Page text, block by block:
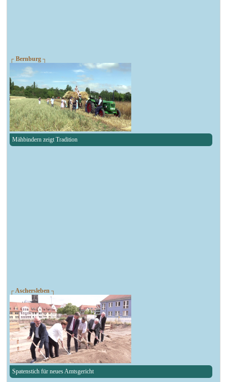
┌ Bernburg ┐
Mähbindern zeigt Tradition
┌ Aschersleben ┐
Spatenstich für neues Amtsgericht